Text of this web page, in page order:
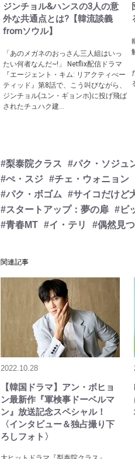
ジンチョル&ハンスの3人の意
外な共通点とは?【韓流談義
fromソウル】
「あのメガネのおっさん三人組はいっ
たい何者なんだ~!」 Netflix配信ドラマ
『エージェント・キム: リアクティべー
ティッド』第8話で、こう叫びながら、
ジンチョル(ユン・ギョンホ)に投げ飛ば
されたチュハク建...
#梨泰院クラス #パク・ソジュ
#ぺ・スジ #チェ・ウォニョン
#パク・ボゴム
#サイコだけど
#スタートアップ：夢の扉 #ビ
#青春MT #イ・テリ #偶然見
関連記事
2022.10.28
【韓国ドラマ】アン・ボヒョ
ン最新作『軍検事ドーベルマ
ン』放送記念スペシャル！
〈インタビュー＆独占撮り下
ろしフォト〉